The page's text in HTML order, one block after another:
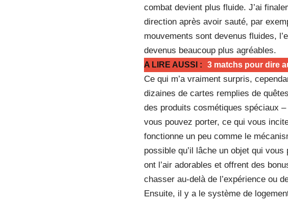
combat devient plus fluide. J’ai
direction après avoir sauté, par
mouvements sont devenus fluides,
devenus beaucoup plus agréables.
A LIRE AUSSI : 3 matchs pour dire
Ce qui m’a vraiment surpris,
dizaines de cartes remplies de
des produits cosmétiques spéciaux
vous pouvez porter, ce qui vous
fonctionne un peu comme le
possible qu’il lâche un objet qui
ont l’air adorables et offrent des
chasser au-delà de l’expérience ou
Ensuite, il y a le système de